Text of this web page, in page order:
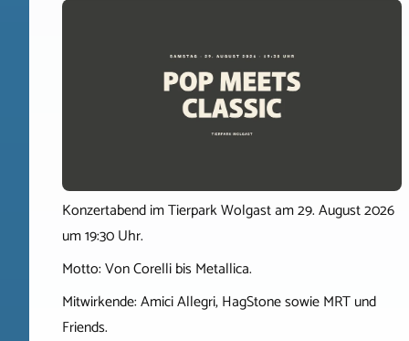
Konzertabend im Tierpark Wolgast am 29. August 2026
um 19:30 Uhr.
Motto: Von Corelli bis Metallica.
Mitwirkende: Amici Allegri, HagStone sowie MRT und
Friends.